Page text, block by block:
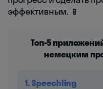
эффективным. 📱
Топ-5
немецким
1. Speechling